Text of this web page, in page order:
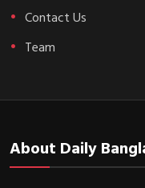
Contact Us
Team
About Daily